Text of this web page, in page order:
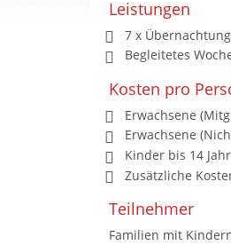
Leistungen
7 x
Begleitetes
Kosten pro
Erwachsene
Erwachsene
Kinder bis 14
Zusätzliche
Teilnehmer
Familien mit